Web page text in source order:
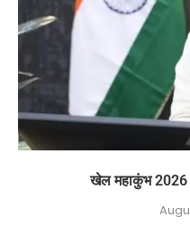
खेल महाकुंभ 2026